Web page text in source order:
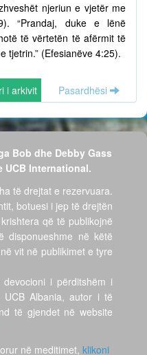
njeriun e vjetër me
“Prandaj, duke e lënë
të vërtetën të afërmit të
tjetrin.” (Efesianëve 4:25).
i arkivit Pasardhësi
Bob dhe Debby Gass
International.
të drejtat e rezervuara.
botuesi i jep të drejtën
që të publikojnë
disponueshme në këtë
vit në publikimet e tyre
i përditshëm i
UCB Albania, autor i të
të gjendet në website
në meditimet, klikoni